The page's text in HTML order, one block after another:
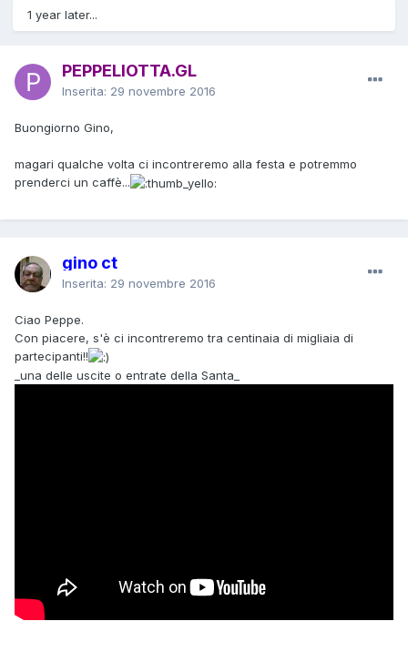
1 year later...
PEPPELIOTTA.GL
Inserita: 29 novembre 2016
Buongiorno Gino,
magari qualche volta ci incontreremo alla festa e potremmo
prenderci un caffè...
gino ct
Inserita: 29 novembre 2016
Ciao Peppe.
Con piacere, s'è ci incontreremo tra centinaia di migliaia di
partecipanti!!
_una delle uscite o entrate della Santa_